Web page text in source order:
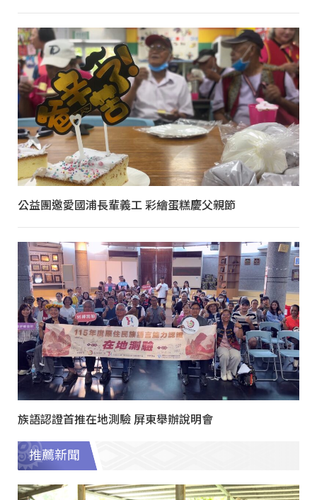
公益團邀愛國浦長輩義工 彩繪蛋糕慶父親節
族語認證首推在地測驗 屏東舉辦說明會
推薦新聞